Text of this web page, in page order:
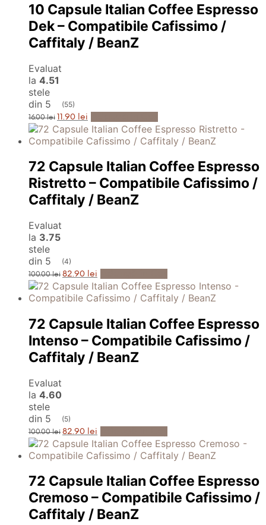
10 Capsule Italian Coffee Espresso
Dek – Compatibile Cafissimo /
Caffitaly / BeanZ
Evaluat
la 4.51
stele
din 5
(55)
16.00lei Prețul
inițial
a
fost:
11.90 lei Prețul
curent
este:
11.90 lei.
72 Capsule Italian Coffee Espresso
Ristretto – Compatibile Cafissimo /
Caffitaly / BeanZ
Evaluat
la 3.75
stele
din 5
(4)
100.00lei Prețul
inițial
a
fost:
82.90 lei Prețul
curent
este:
82.90 lei.
72 Capsule Italian Coffee Espresso
Intenso – Compatibile Cafissimo /
Caffitaly / BeanZ
Evaluat
la 4.60
stele
din 5
(5)
100.00lei Prețul
inițial
a
fost:
82.90 lei Prețul
curent
este:
82.90 lei.
72 Capsule Italian Coffee Espresso
Cremoso – Compatibile Cafissimo /
Caffitaly / BeanZ